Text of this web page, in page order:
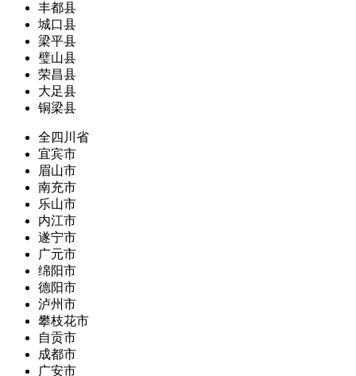
丰都县
城口县
梁平县
璧山县
荣昌县
大足县
铜梁县
全四川省
宜宾市
眉山市
南充市
乐山市
内江市
遂宁市
广元市
绵阳市
德阳市
泸州市
攀枝花市
自贡市
成都市
广安市